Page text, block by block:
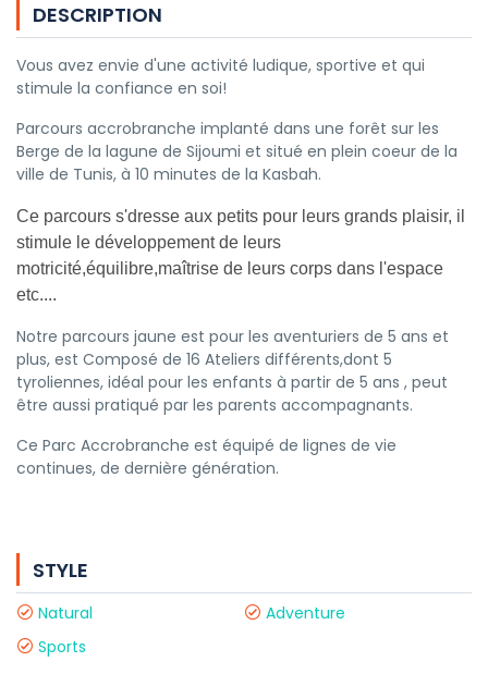
DESCRIPTION
Vous avez envie d'une activité ludique, sportive et qui
stimule la confiance en soi!
Parcours accrobranche implanté dans une forêt sur les
Berge de la lagune de Sijoumi et situé en plein coeur de la
ville de Tunis, à 10 minutes de la Kasbah.
Ce parcours s'dresse aux petits pour leurs grands plaisir, il
stimule le développement de leurs
motricité,équilibre,maîtrise de leurs corps dans l'espace
etc....
Notre parcours jaune est pour les aventuriers de 5 ans et
plus, est Composé de 16 Ateliers différents,dont 5
tyroliennes, idéal pour les enfants à partir de 5 ans , peut
être aussi pratiqué par les parents accompagnants.
Ce Parc Accrobranche est équipé de lignes de vie
continues, de dernière génération.
STYLE
Natural
Adventure
Sports